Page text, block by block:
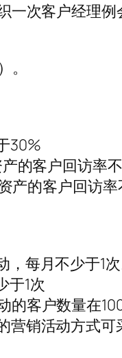
次客户经理例
30%
的客户回访率
的客户回访
每月不少于1次
于1次
客户数量在
销活动方式